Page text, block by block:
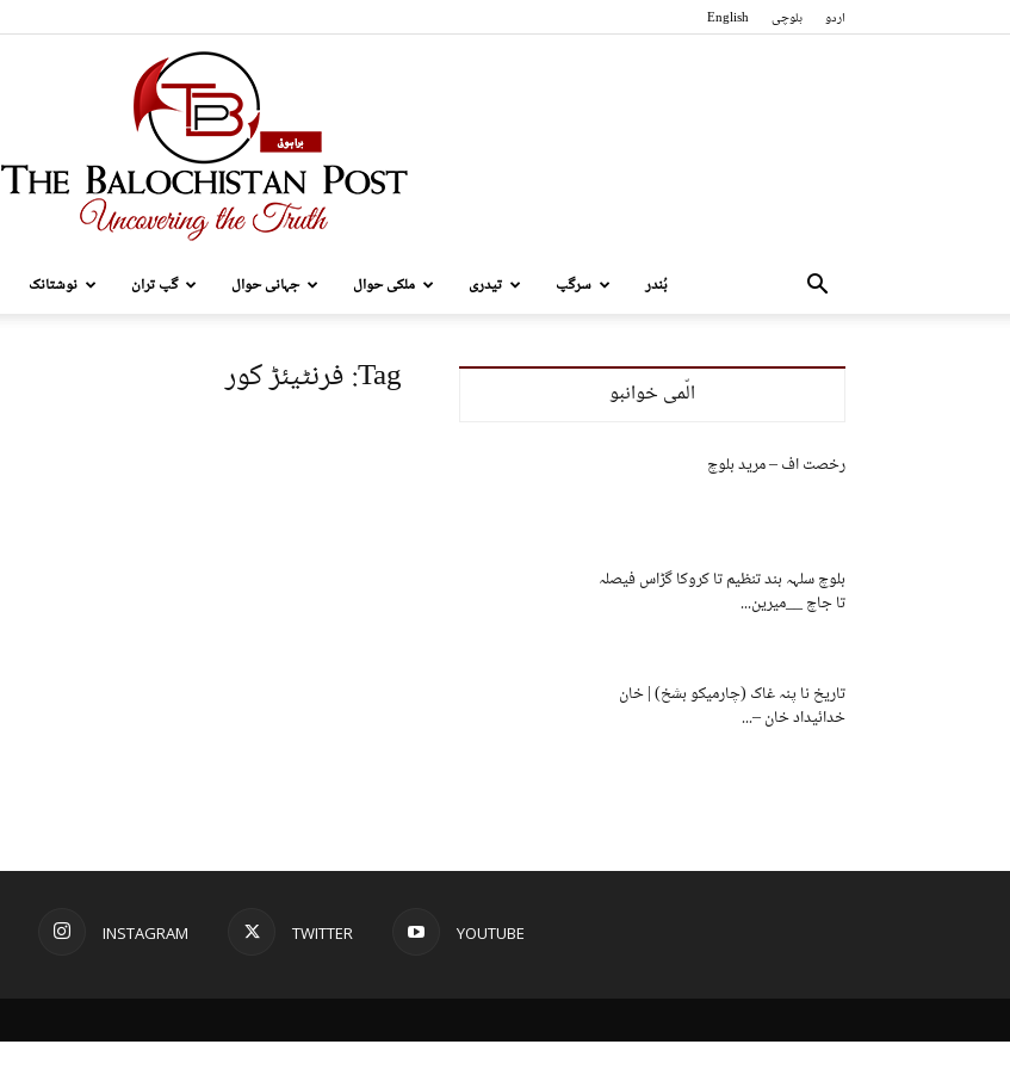
English بلوچی اردو
بُندر سرگپ تیدری ملکی حوال جہانی حوال گپ تران نوشتانک
Tag: فرنٹیئڑ کور الّمی خوانبو
رخصت اف – مرید بلوچ
بلوچ سلہہ بند تنظیم تا کروکا گڑاس فیصلہ
تا جاچ __میرین...
تاریخ نا پنہ غاک (چارمیکو بشخ) | خان
خدائیداد خان –...
INSTAGRAM TWITTER YOUTUBE